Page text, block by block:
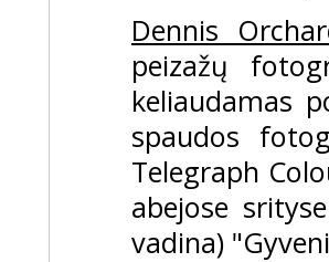
Dennis
peizažų
keliaudamas
spaudos
Telegraph
abejose
vadina)